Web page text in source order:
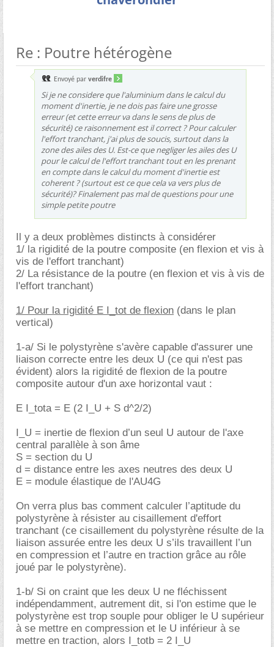
Re : Poutre hétérogène
Envoyé par verdifre
Si je ne considere que l'aluminium dans le calcul du
moment d'inertie, je ne dois pas faire une grosse
erreur (et cette erreur va dans le sens de plus de
sécurité) ce raisonnement est il correct ? Pour calculer
l'effort tranchant, j'ai plus de soucis, surtout dans la
zone des ailes des U. Est-ce que negliger les ailes des U
pour le calcul de l'effort tranchant tout en les prenant
en compte dans le calcul du moment d'inertie est
coherent ? (surtout est ce que cela va vers plus de
sécurité)? Finalement pas mal de questions pour une
simple petite poutre
Il y a deux problèmes distincts à considérer
1/ la rigidité de la poutre composite (en flexion et vis à
vis de l'effort tranchant)
2/ La résistance de la poutre (en flexion et vis à vis de
l'effort tranchant)
1/ Pour la rigidité E I_tot de flexion (dans le plan
vertical)
1-a/ Si le polystyrène s'avère capable d'assurer une
liaison correcte entre les deux U (ce qui n'est pas
évident) alors la rigidité de flexion de la poutre
composite autour d'un axe horizontal vaut :
E I_tota = E (2 I_U + S d^2/2)
I_U = inertie de flexion d’un seul U autour de l'axe
central parallèle à son âme
S = section du U
d = distance entre les axes neutres des deux U
E = module élastique de l'AU4G
On verra plus bas comment calculer l’aptitude du
polystyrène à résister au cisaillement d'effort
tranchant (ce cisaillement du polystyrène résulte de la
liaison assurée entre les deux U s’ils travaillent l’un
en compression et l’autre en traction grâce au rôle
joué par le polystyrène).
1-b/ Si on craint que les deux U ne fléchissent
indépendamment, autrement dit, si l'on estime que le
polystyrène est trop souple pour obliger le U supérieur
à se mettre en compression et le U inférieur à se
mettre en traction, alors I_totb = 2 I_U